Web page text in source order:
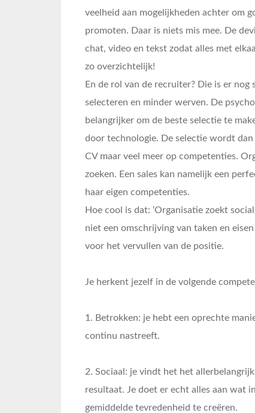
veelheid aan mogelijkheden achter om
promoten. Daar is niets mis mee. De
chat, video en tekst zodat alles met
zo overzichtelijk!
En de rol van de recruiter? Die is er
selecteren en minder werven. De
belangrijker om de beste selectie te
door technologie. De selectie wordt
CV maar veel meer op competenties.
zoeken. Een sales kan namelijk een
haar eigen competenties.
Hoe cool is dat: ‘Organisatie zoekt
niet een omschrijving van taken en
voor het vervullen van de positie.
Je herkent jezelf in de volgende
1. Betrokken: je hebt een oprechte
continu nastreeft.
2. Sociaal: je vindt het het
resultaat. Je doet er echt alles aan wat
gemiddelde tevredenheid te creëren.